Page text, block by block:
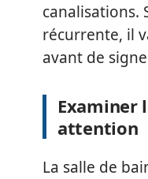
canalisations.
récurrente, il
avant de
Examiner
attention
La salle de